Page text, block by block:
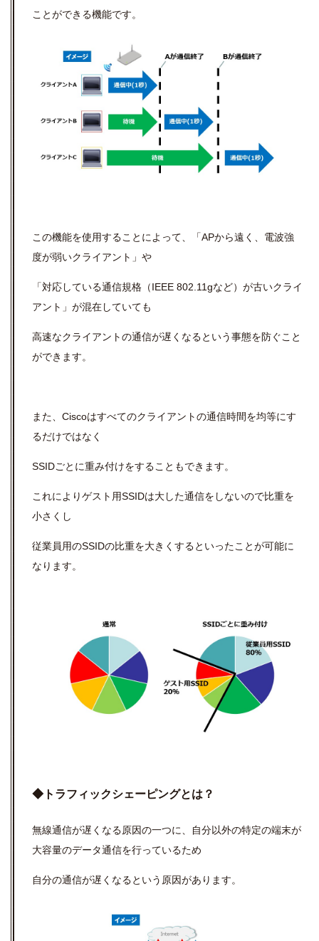
ことができる機能です。
この機能を使用することによって、「APから遠く、電波強
度が弱いクライアント」や
「対応している通信規格（IEEE 802.11gなど）が古いクライ
アント」が混在していても
高速なクライアントの通信が遅くなるという事態を防ぐこと
ができます。
また、Ciscoはすべてのクライアントの通信時間を均等にす
るだけではなく
SSIDごとに重み付けをすることもできます。
これによりゲスト用SSIDは大した通信をしないので比重を
小さくし
従業員用のSSIDの比重を大きくするといったことが可能に
なります。
◆トラフィックシェーピングとは？
無線通信が遅くなる原因の一つに、自分以外の特定の端末が
大容量のデータ通信を行っているため
自分の通信が遅くなるという原因があります。